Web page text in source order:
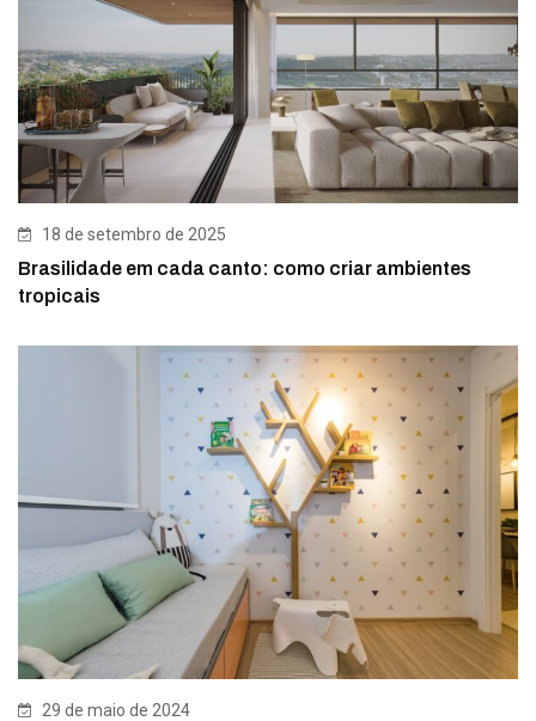
18 de setembro de 2025
Brasilidade em cada canto: como criar ambientes
tropicais
29 de maio de 2024